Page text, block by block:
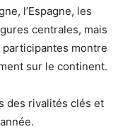
l’Espagne, les
centrales, mais
participantes montre
sur le continent.
des rivalités clés et